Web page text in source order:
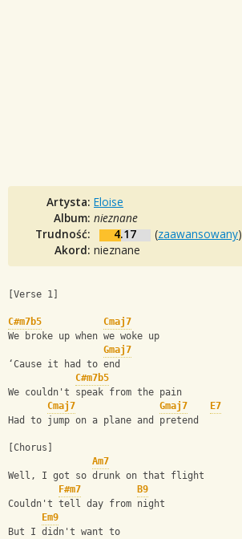
Artysta: Eloise
Album: nieznane
Trudność:
4.17 (zaawansowany)
Akord: nieznane
[Verse 1]
C#m7b5
Cmaj7
We broke up when we woke up
Gmaj7
‘Cause it had to end
C#m7b5
We couldn't speak from the pain
Cmaj7
Gmaj7
E7
Had to jump on a plane and pretend
[Chorus]
Am7
Well, I got so drunk on that flight
F#m7
B9
Couldn't tell day from night
Em9
But I didn't want to